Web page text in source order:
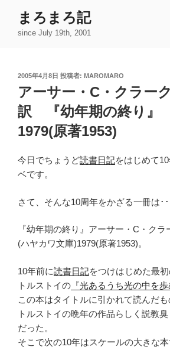
まろまろ記
since July 19th, 2001
投
稿
日:
2005年4月8日 投稿者: MAROMARO
アーサー・C・クラー
訳 『幼年期の終り
1979(原著1953)
今日でちょうど読書日記をはじめて
ベです。
さて、そんな10周年をかざる一冊は･･
『幼年期の終り』アーサー・C・ク
(ハヤカワ文庫)1979(原著1953)。
10年前に読書日記をつけはじめた最初
トルストイの 『光あるうち光の中を歩
この本はタイトルに引かれて読んだも
トルストイの晩年の作品らしく説教
だった。
そこで次の10年はスケールの大きな